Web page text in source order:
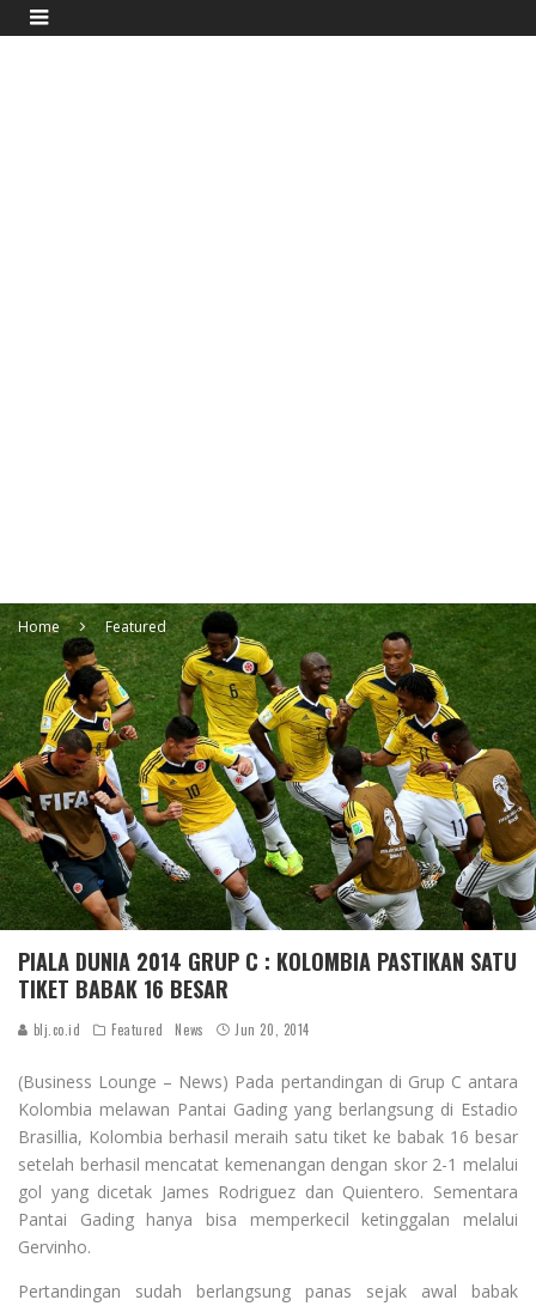
Home Featured
PIALA DUNIA 2014 GRUP C : KOLOMBIA PASTIKAN SATU
TIKET BABAK 16 BESAR
blj.co.id Featured News Jun 20, 2014
(Business Lounge – News) Pada pertandingan di Grup C antara
Kolombia melawan Pantai Gading yang berlangsung di Estadio
Brasillia, Kolombia berhasil meraih satu tiket ke babak 16 besar
setelah berhasil mencatat kemenangan dengan skor 2-1 melalui
gol yang dicetak James Rodriguez dan Quientero. Sementara
Pantai Gading hanya bisa memperkecil ketinggalan melalui
Gervinho.
Pertandingan sudah berlangsung panas sejak awal babak